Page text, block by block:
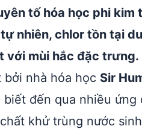
tố hóa học phi kim
nhiên, chlor tồn tại
với mùi hắc đặc trưng.
bởi nhà hóa học Sir
biết đến qua nhiều ứng
khử trùng nước